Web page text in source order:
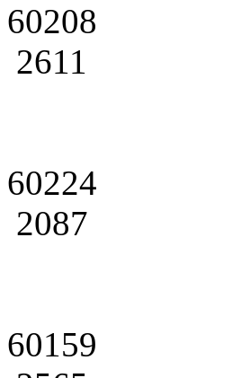
60208
2611
60224
2087
60159